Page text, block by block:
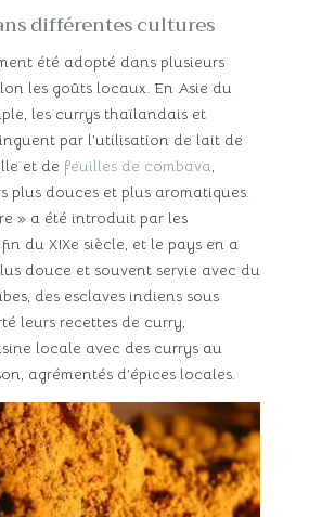
différentes cultures
été adopté dans plusieurs
les goûts locaux. En Asie du
les currys thaïlandais et
par l’utilisation de lait de
et de feuilles de combava,
plus douces et plus aromatiques.
» a été introduit par les
du XIXe siècle, et le pays en a
douce et souvent servie avec du
des esclaves indiens sous
leurs recettes de curry,
locale avec des currys au
agrémentés d’épices locales.